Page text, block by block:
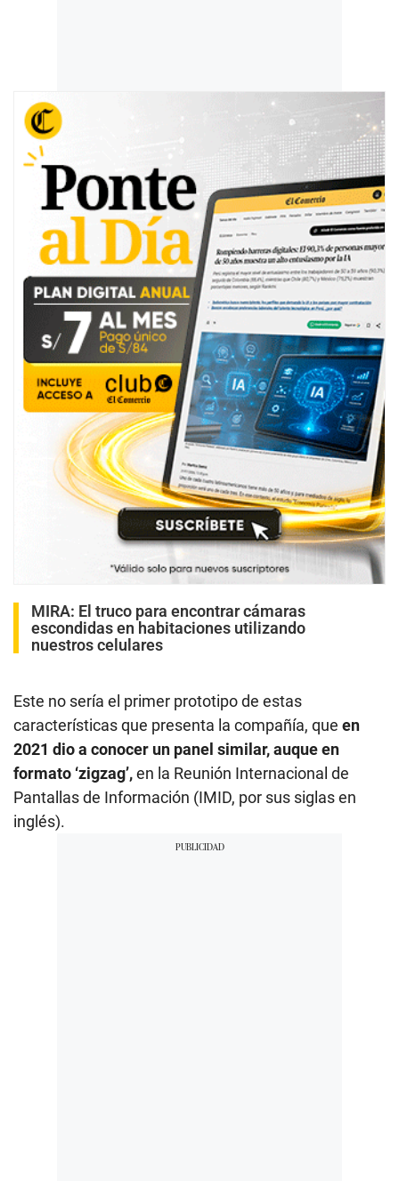
MIRA: El truco para encontrar cámaras
escondidas en habitaciones utilizando
nuestros celulares
Este no sería el primer prototipo de estas
características que presenta la compañía, que en
2021 dio a conocer un panel similar, auque en
formato ‘zigzag’,en la Reunión Internacional de
Pantallas de Información (IMID, por sus siglas en
inglés).